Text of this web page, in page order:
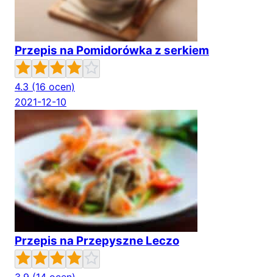
Przepis na Pomidorówka z serkiem
4.3 (16 ocen)
2021-12-10
Przepis na Przepyszne Leczo